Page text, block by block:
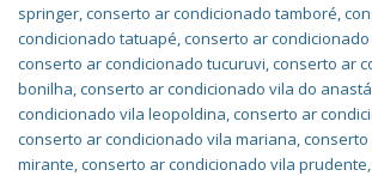
springer,conserto ar condicionado tamboré,
condicionado tatuapé,conserto ar
conserto ar condicionado tucuruvi,conserto ar
bonilha,conserto ar condicionado vila do
condicionado vila leopoldina,conserto ar
conserto ar condicionado vila mariana,conserto
mirante,conserto ar condicionado vila prudente,